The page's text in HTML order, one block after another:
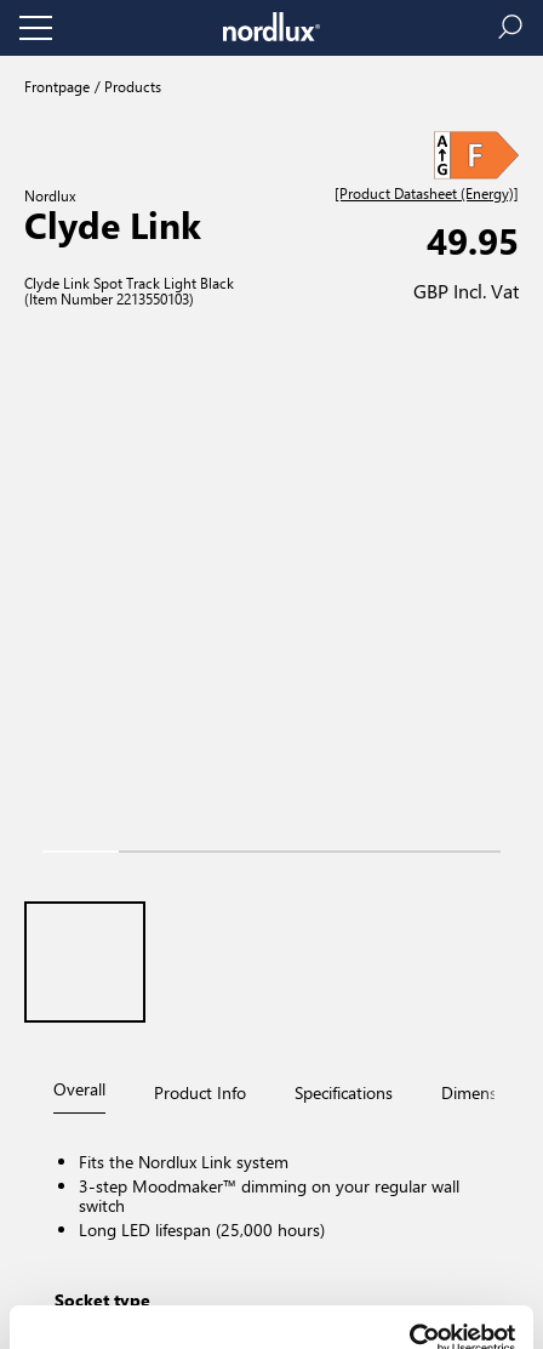
Frontpage Products
Nordlux
Clyde Link
Clyde Link Spot Track Light Black
(Item Number 2213550103)
[Product Datasheet (Energy)]
49.95
GBP Incl. Vat
Overall Product Info Specifications Dimensions
Fits the Nordlux Link system
3-step Moodmaker™ dimming on your regular wall
switch
Long LED lifespan (25,000 hours)
Socket type